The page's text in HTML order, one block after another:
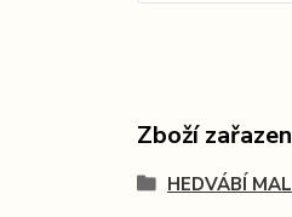
Zboží
HEDVÁBÍ